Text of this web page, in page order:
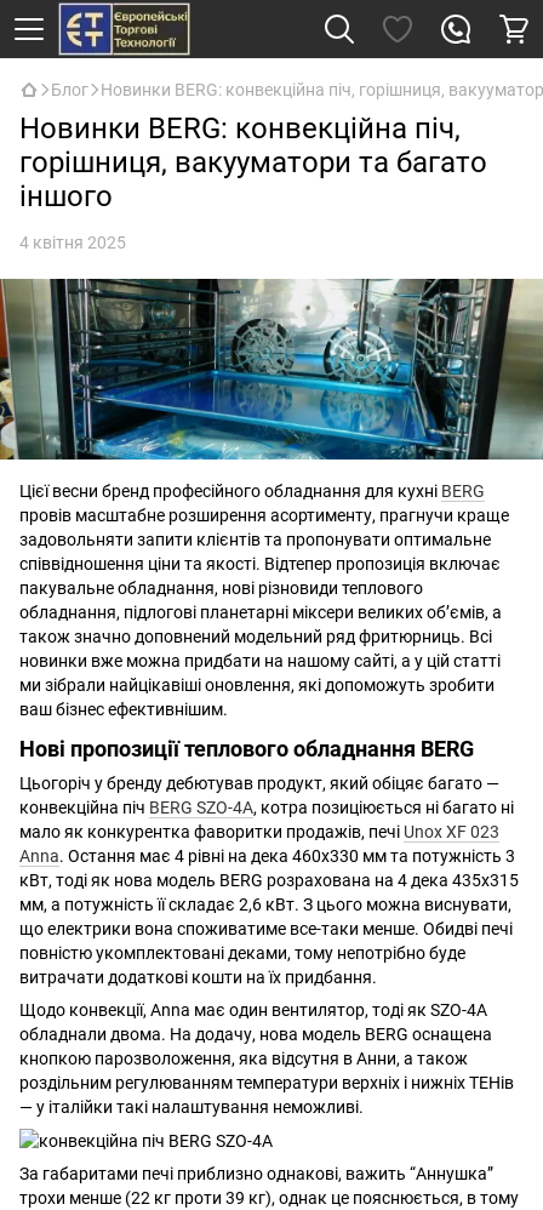
Блог Новинки BERG: конвекційна піч, горішниця,
Новинки BERG: конвекційна піч,
горішниця, вакууматори та багато
іншого
4 квітня 2025
Цієї весни бренд професійного обладнання для кухні BERG
провів масштабне розширення асортименту, прагнучи краще
задовольняти запити клієнтів та пропонувати оптимальне
співвідношення ціни та якості. Відтепер пропозиція включає
пакувальне обладнання, нові різновиди теплового
обладнання, підлогові планетарні міксери великих об’ємів, а
також значно доповнений модельний ряд фритюрниць. Всі
новинки вже можна придбати на нашому сайті, а у цій статті
ми зібрали найцікавіші оновлення, які допоможуть зробити
ваш бізнес ефективнішим.
Нові пропозиції теплового обладнання BERG
Цьогоріч у бренду дебютував продукт, який обіцяє багато —
конвекційна піч BERG SZO-4A, котра позиціюється ні багато ні
мало як конкурентка фаворитки продажів, печі Unox XF 023
Anna. Остання має 4 рівні на дека 460x330 мм та потужність 3
кВт, тоді як нова модель BERG розрахована на 4 дека 435x315
мм, а потужність її складає 2,6 кВт. З цього можна виснувати,
що електрики вона споживатиме все-таки менше. Обидві печі
повністю укомплектовані деками, тому непотрібно буде
витрачати додаткові кошти на їх придбання.
Щодо конвекції, Anna має один вентилятор, тоді як SZO-4A
обладнали двома. На додачу, нова модель BERG оснащена
кнопкою парозволоження, яка відсутня в Анни, а також
роздільним регулюванням температури верхніх і нижніх ТЕНів
— у італійки такі налаштування неможливі.
За габаритами печі приблизно однакові, важить “Аннушка”
трохи менше (22 кг проти 39 кг), однак це пояснюється, в тому